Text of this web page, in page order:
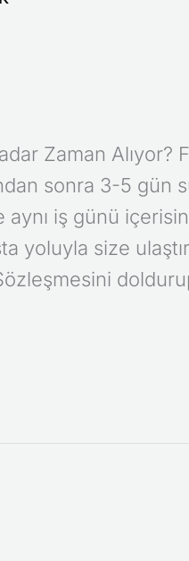
Zaman
sonra 3-5 gün
aynı iş günü
yoluyla size